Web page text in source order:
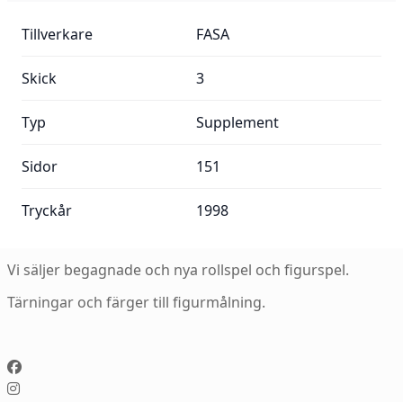
Tillverkare FASA
Skick 3
Typ Supplement
Sidor 151
Tryckår 1998
Vi säljer begagnade och nya rollspel och figurspel.
Tärningar och färger till figurmålning.